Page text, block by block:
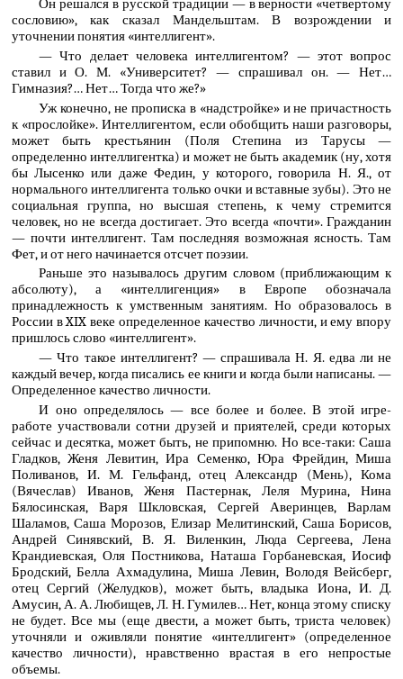
Он решался в русской традиции — в верности «четвертому
сословию», как сказал Мандельштам. В возрождении и
уточнении понятия «интеллигент».
— Что делает человека интеллигентом? — этот вопрос
ставил и О. М. «Университет? — спрашивал он. — Нет…
Гимназия?… Нет… Тогда что же?»
Уж конечно, не прописка в «надстройке» и не причастность
к «прослойке». Интеллигентом, если обобщить наши разговоры,
может быть крестьянин (Поля Степина из Тарусы —
определенно интеллигентка) и может не быть академик (ну, хотя
бы Лысенко или даже Федин, у которого, говорила Н. Я., от
нормального интеллигента только очки и вставные зубы). Это не
социальная группа, но высшая степень, к чему стремится
человек, но не всегда достигает. Это всегда «почти». Гражданин
— почти интеллигент. Там последняя возможная ясность. Там
Фет, и от него начинается отсчет поэзии.
Раньше это называлось другим словом (приближающим к
абсолюту), а «интеллигенция» в Европе обозначала
принадлежность к умственным занятиям. Но образовалось в
России в XIX веке определенное качество личности, и ему впору
пришлось слово «интеллигент».
— Что такое интеллигент? — спрашивала Н. Я. едва ли не
каждый вечер, когда писались ее книги и когда были написаны. —
Определенное качество личности.
И оно определялось — все более и более. В этой игре-
работе участвовали сотни друзей и приятелей, среди которых
сейчас и десятка, может быть, не припомню. Но все-таки: Саша
Гладков, Женя Левитин, Ира Семенко, Юра Фрейдин, Миша
Поливанов, И. М. Гельфанд, отец Александр (Мень), Кома
(Вячеслав) Иванов, Женя Пастернак, Леля Мурина, Нина
Бялосинская, Варя Шкловская, Сергей Аверинцев, Варлам
Шаламов, Саша Морозов, Елизар Мелитинский, Саша Борисов,
Андрей Синявский, В. Я. Виленкин, Люда Сергеева, Лена
Крандиевская, Оля Постникова, Наташа Горбаневская, Иосиф
Бродский, Белла Ахмадулина, Миша Левин, Володя Вейсберг,
отец Сергий (Желудков), может быть, владыка Иона, И. Д.
Амусин, А. А. Любищев, Л. Н. Гумилев… Нет, конца этому списку
не будет. Все мы (еще двести, а может быть, триста человек)
уточняли и оживляли понятие «интеллигент» (определенное
качество личности), нравственно врастая в его непростые
объемы.